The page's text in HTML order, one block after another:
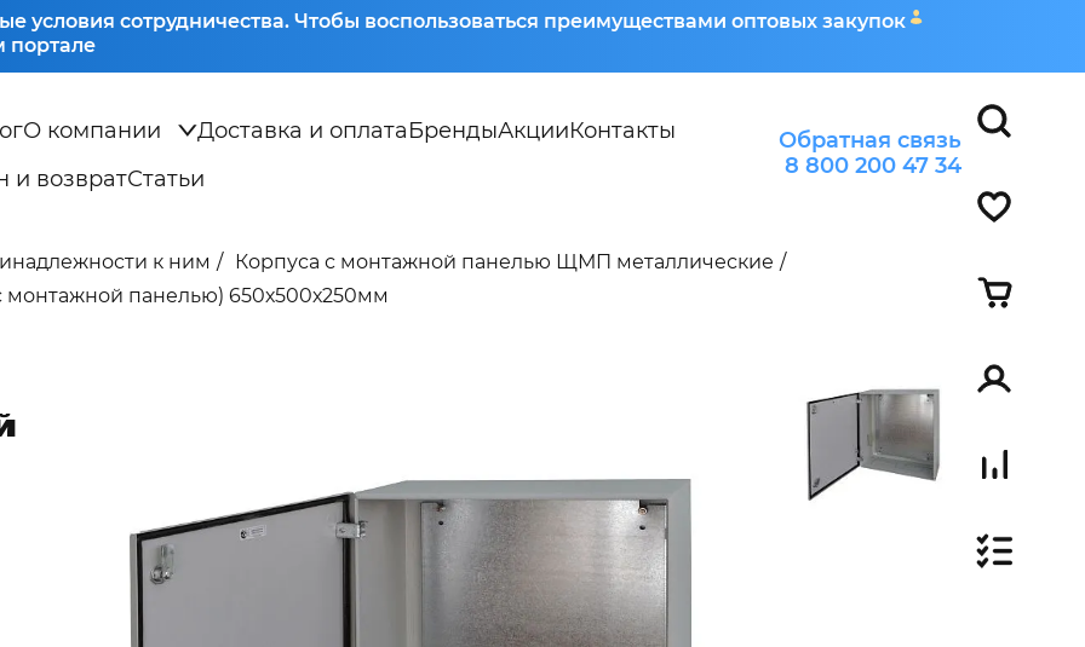
условия сотрудничества. Чтобы воспользоваться преимуществами оптовых закупок
портале
О компании Доставка и оплатаБрендыАкцииКонтакты
и возвратСтатьи
Обратная связь
8 800 200 47 34
к ним
Корпуса с монтажной панелью ЩМП металлические
панелью) 650х500х250мм